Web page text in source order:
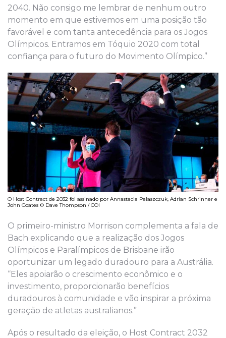
2040. Não consigo me lembrar de nenhum outro
momento em que estivemos em uma posição tão
favorável e com tanta antecedência para os Jogos
Olímpicos. Entramos em Tóquio 2020 com total
confiança para o futuro do Movimento Olímpico.”
O Host Contract de 2032 foi assinado por Annastacia Palaszczuk, Adrian Schrinner e
John Coates © Dave Thompson / COI
O primeiro-ministro Morrison complementa a fala de
Bach explicando que a realização dos Jogos
Olímpicos e Paralímpicos de Brisbane irão
oportunizar um legado duradouro para a Austrália.
“Eles apoiarão o crescimento econômico e o
investimento, proporcionarão benefícios
duradouros à comunidade e vão inspirar a próxima
geração de atletas australianos.”
Após o resultado da eleição, o Host Contract 2032